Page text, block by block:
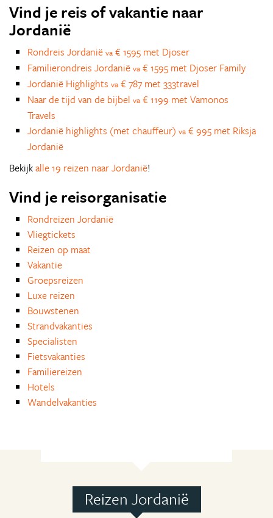
Vind je reis of vakantie naar
Jordanië
Rondreis Jordanië va € 1595 met Djoser
Familierondreis Jordanië va € 1595 met Djoser Family
Jordanië Highlights va € 787 met 333travel
Naar de tijd van de bijbel va € 1199 met Vamonos
Travels
Jordanië highlights (met chauffeur) va € 995 met Riksja
Jordanië
Bekijkalle 19 reizen naar Jordanië!
Vind je reisorganisatie
Rondreizen Jordanië
Vliegtickets
Reizen op maat
Vakantie
Groepsreizen
Luxe reizen
Bouwstenen
Strandvakanties
Specialisten
Fietsvakanties
Familiereizen
Hotels
Wandelvakanties
Reizen Jordanië